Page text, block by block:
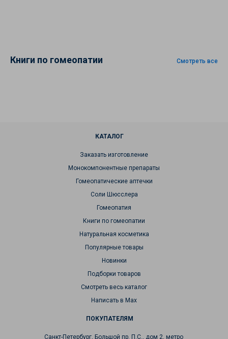
Книги по гомеопатии Смотреть все
ПОКУПАТЕЛЯМ
КАТАЛОГ
Заказать изготовление
Монокомпонентные препараты
Гомеопатические аптечки
Соли Шюсслера
Гомеопатия
Книги по гомеопатии
Натуральная косметика
Популярные товары
Новинки
Подборки товаров
Смотреть весь каталог
Написать в Max
Санкт-Петербург, Большой пр. П.С., дом 2, метро